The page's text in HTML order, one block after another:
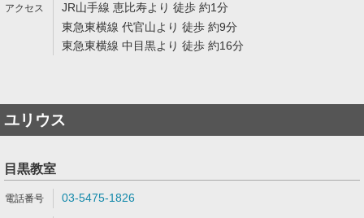
JR山手線 恵比寿より 徒歩 約1分
東急東横線 代官山より 徒歩 約9分
東急東横線 中目黒より 徒歩 約16分
ユリウス
目黒教室
03-5475-1826